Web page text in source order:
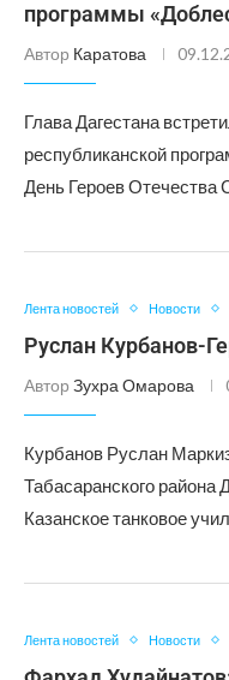
программы
Автор Каратова
Глава Дагестана
республиканской
День Героев Отечества
Лента новостей Новости
Руслан Курбанов-
Автор Зухра Омарова
Курбанов Руслан
Табасаранского района
Казанское танковое
Лента новостей Новости